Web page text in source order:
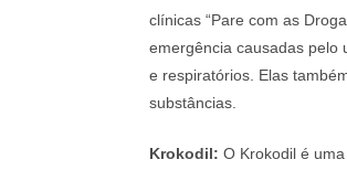
clínicas “Pare com as
emergência causadas pelo
e respiratórios. Elas
substâncias.
Krokodil: O Krokodil é